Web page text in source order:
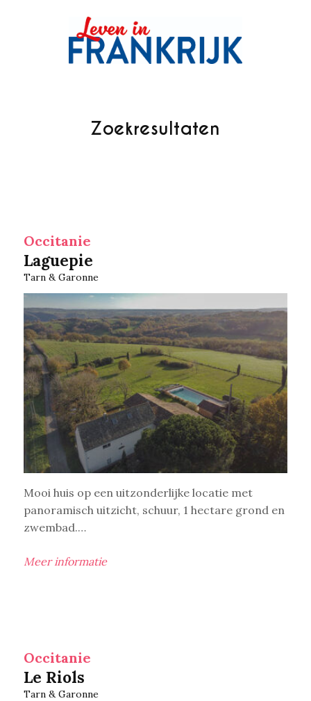
Zoekresultaten
Occitanie
Laguepie
Tarn & Garonne
Mooi huis op een uitzonderlijke locatie met
panoramisch uitzicht, schuur, 1 hectare grond en
zwembad.…
Meer informatie
Occitanie
Le Riols
Tarn & Garonne